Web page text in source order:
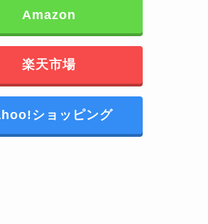
Amazon
楽天市場
ショッピング